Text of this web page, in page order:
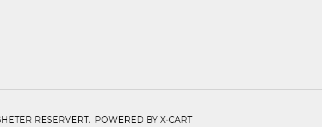
RESERVERT. POWERED BY X-CART